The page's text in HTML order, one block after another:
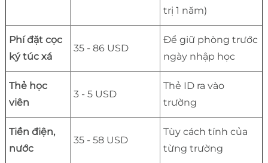
trị 1 năm)
Phí đặt cọc
ký túc xá
35 - 86 USD
Để giữ phòng trước
ngày nhập học
Thẻ học
viên
3 - 5 USD
Thẻ ID ra vào
trường
Tiền điện,
nước
35 - 58 USD
Tùy cách tính của
từng trường